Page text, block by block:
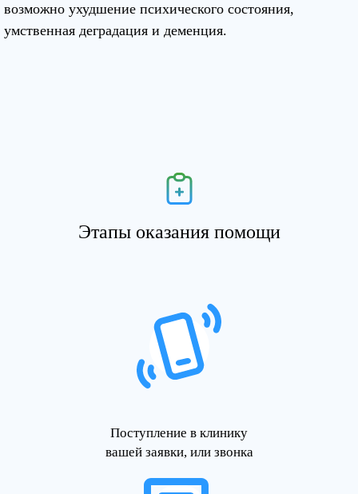
возможно ухудшение психического состояния,
умственная деградация и деменция.
Этапы оказания помощи
Поступление в клинику
вашей заявки, или звонка